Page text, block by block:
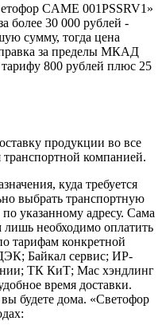
CAME 001PSSRV1»
более 30 000 рублей -
сумму, тогда цена
за пределы МКАД
800 рублей плюс 25
продукции во все
транспортной компанией.
куда требуется
выбрать транспортную
указанному адресу. Сама
лишь необходимо оплатить
тарифам конкретной
Байкал сервис; ИР-
ТК КиТ; Мас хэндлинг
время доставки.
будете дома. «Светофор